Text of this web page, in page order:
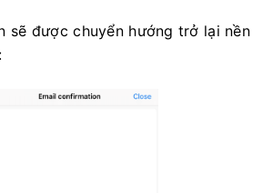
sẽ được chuyển hướng trở lại nền